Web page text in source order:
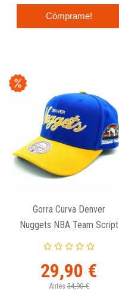
Cómprame!
Gorra Curva Denver
Nuggets NBA Team Script
2 Snapback Mitchell And
29,90 €
Antes 34,90 €